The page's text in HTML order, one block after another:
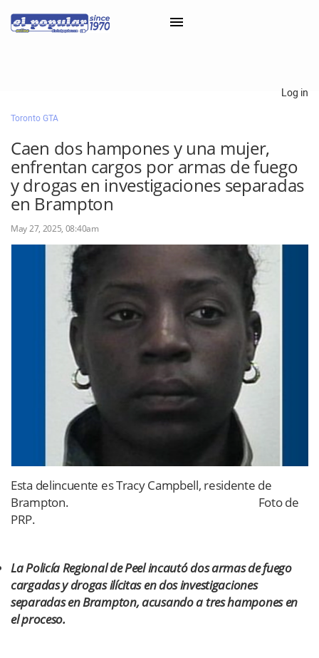
Classifieds
Categorías
Iniciar sesión con Clascal
×
Log in
Toronto GTA
Caen dos hampones y una mujer,
enfrentan cargos por armas de fuego
y drogas en investigaciones separadas
en Brampton
May 27, 2025, 08:40am
Esta delincuente es Tracy Campbell, residente de
Brampton. Foto de
PRP.
La Policía Regional de Peel incautó dos armas de fuego
cargadas y drogas ilícitas en dos investigaciones
separadas en Brampton, acusando a tres hampones en
el proceso.